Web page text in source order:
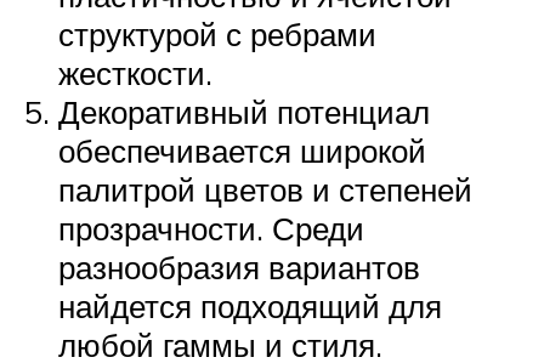
структурой с ребрами
жесткости.
Декоративный потенциал
обеспечивается широкой
палитрой цветов и степеней
прозрачности. Среди
разнообразия вариантов
найдется подходящий для
любой гаммы и стиля.